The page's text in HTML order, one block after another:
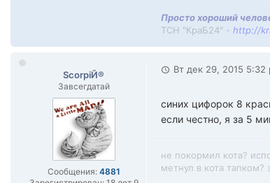
Просто хороший
ТСН "КраБ24" - http://
ScorpiЙ®
Завсегдатай
Сообщения: 4881
Вт дек 29, 2015 5:32
синих цифорок 8
если честно, я за 5
не покормил кота?
метнул в кота тапком?